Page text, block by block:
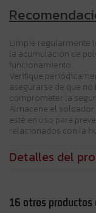
Limpie regularmente
la acumulación de
funcionamiento.
Verifique
asegurarse de que
comprometer la
Almacene el
esté en uso para
relacionados con la
Detalles del
16 otros productos